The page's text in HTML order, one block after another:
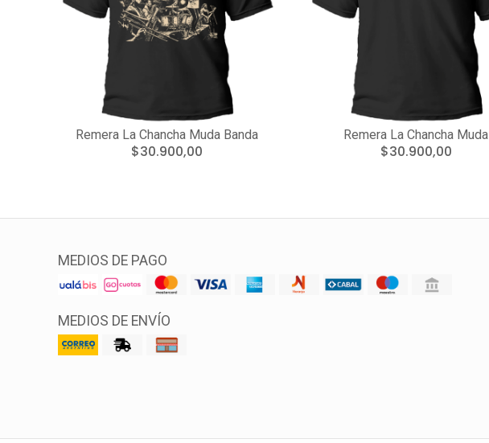
Remera La Chancha Muda Banda
$30.900,00
Remera La Chancha Muda
$30.900,00
MEDIOS DE PAGO
MEDIOS DE ENVÍO